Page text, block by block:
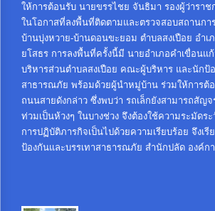
ให้การต้อนรับ นายขรรไชย จันธิมา รองผู้ว่ารา
ในโอกาสที่ลงพื้นที่ติดตามและตรวจสอบสถาน
บ้านบุ่งหวาย-บ้านดอนขะยอม ตำบลสงเปือย อำเ
ยโสธร การลงพื้นที่ครั้งนี้มี นายอำเภอคำเขื่อนแ
บริหารส่วนตำบลสงเปือย คณะผู้บริหาร และนักป้
สาธารณภัย พร้อมด้วยผู้นำหมู่บ้าน ร่วมให้การต้
ถนนสายดังกล่าว ซึ่งพบว่า รถเล็กยังสามารถสัญ
ท่วมเป็นห้วงๆ ในบางช่วง จึงต้องใช้ความระมัดระ
การปฏิบัติภารกิจเป็นไปด้วยความเรียบร้อย จึงเ
ป้องกันและบรรเทาสาธารณภัย สำนักปลัด องค์ก